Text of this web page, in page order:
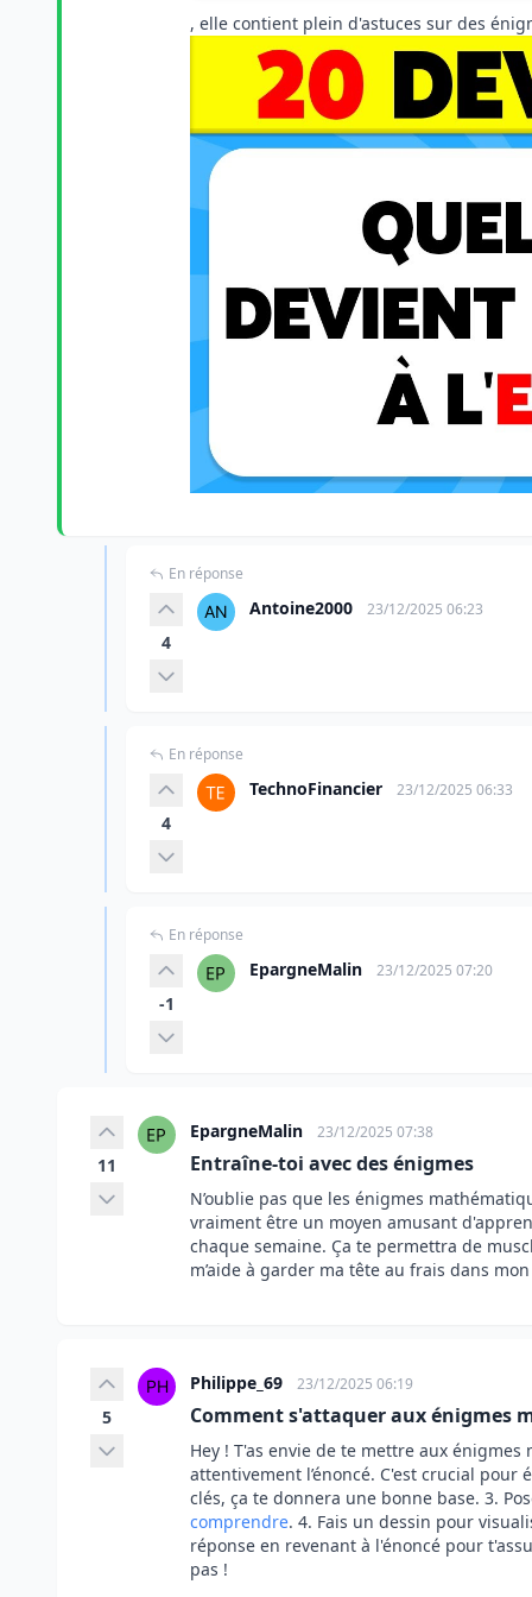
, elle contient plein d'astuces sur des
En réponse
4
Antoine2000 23/12/2025 06:23
En réponse
4
TechnoFinancier 23/12/2025 06:33
En réponse
-1
EpargneMalin 23/12/2025 07:20
11
EpargneMalin 23/12/2025 07:38
Entraîne-toi avec des énigmes
N’oublie pas que les énigmes
vraiment être un moyen amusant
chaque semaine. Ça te permettra de
m’aide à garder ma tête au frais dans
5
Philippe_69 23/12/2025 06:19
Comment s'attaquer aux énigmes
Hey ! T'as envie de te mettre aux
attentivement l’énoncé. C'est crucial
clés, ça te donnera une bonne base. 3.
comprendre. 4. Fais un dessin pour
réponse en revenant à l'énoncé pour
pas !